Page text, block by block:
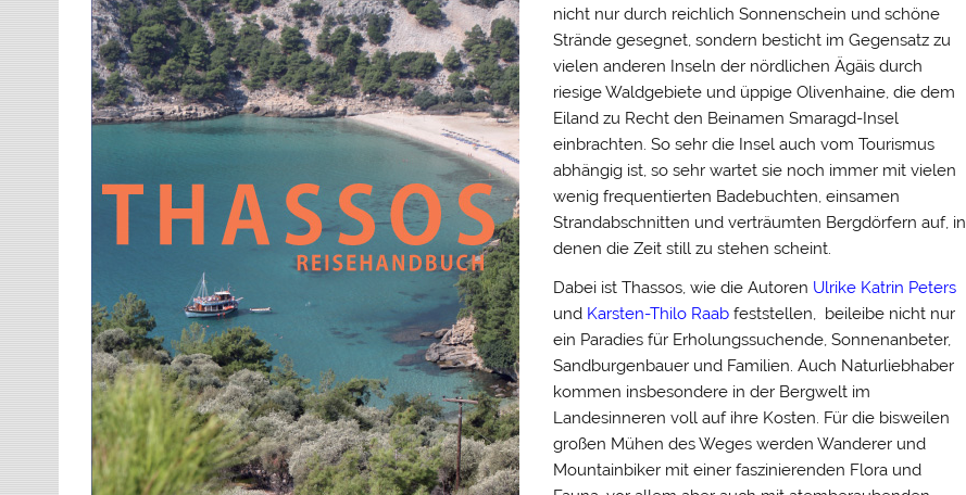
nicht nur durch reichlich Sonnenschein und schöne
Strände gesegnet, sondern besticht im Gegensatz zu
vielen anderen Inseln der nördlichen Ägäis durch
riesige Waldgebiete und üppige Olivenhaine, die dem
Eiland zu Recht den Beinamen Smaragd-Insel
einbrachten. So sehr die Insel auch vom Tourismus
abhängig ist, so sehr wartet sie noch immer mit vielen
wenig frequentierten Badebuchten, einsamen
Strandabschnitten und verträumten Bergdörfern auf, in
denen die Zeit still zu stehen scheint.
Dabei ist Thassos, wie die Autoren Ulrike Katrin Peters
und Karsten-Thilo Raabfeststellen, beileibe nicht nur
ein Paradies für Erholungssuchende, Sonnenanbeter,
Sandburgenbauer und Familien. Auch Naturliebhaber
kommen insbesondere in der Bergwelt im
Landesinneren voll auf ihre Kosten. Für die bisweilen
großen Mühen des Weges werden Wanderer und
Mountainbiker mit einer faszinierenden Flora und